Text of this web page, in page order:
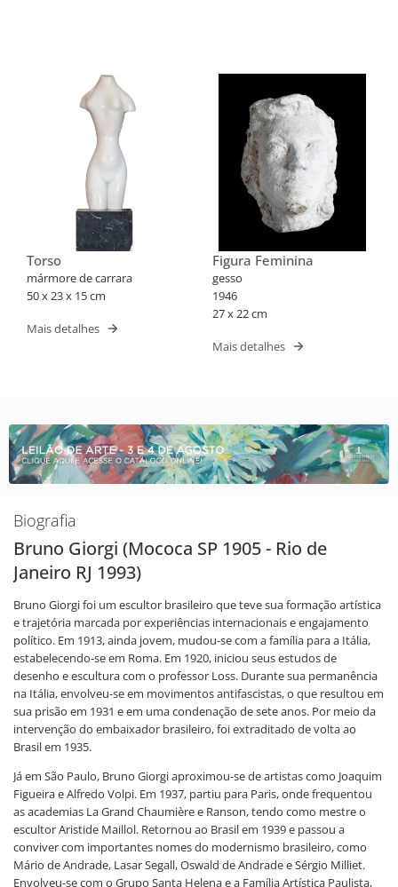
Torso
mármore de carrara
50 x 23 x 15 cm
Mais detalhes
Figura Feminina
gesso
1946
27 x 22 cm
Mais detalhes
Biografia
Bruno Giorgi (Mococa SP 1905 - Rio de
Janeiro RJ 1993)
Bruno Giorgi foi um escultor brasileiro que teve sua formação artística
e trajetória marcada por experiências internacionais e engajamento
político. Em 1913, ainda jovem, mudou-se com a família para a Itália,
estabelecendo-se em Roma. Em 1920, iniciou seus estudos de
desenho e escultura com o professor Loss. Durante sua permanência
na Itália, envolveu-se em movimentos antifascistas, o que resultou em
sua prisão em 1931 e em uma condenação de sete anos. Por meio da
intervenção do embaixador brasileiro, foi extraditado de volta ao
Brasil em 1935.
Já em São Paulo, Bruno Giorgi aproximou-se de artistas como Joaquim
Figueira e Alfredo Volpi. Em 1937, partiu para Paris, onde frequentou
as academias La Grand Chaumière e Ranson, tendo como mestre o
escultor Aristide Maillol. Retornou ao Brasil em 1939 e passou a
conviver com importantes nomes do modernismo brasileiro, como
Mário de Andrade, Lasar Segall, Oswald de Andrade e Sérgio Milliet.
Envolveu-se com o Grupo Santa Helena e a Família Artística Paulista,